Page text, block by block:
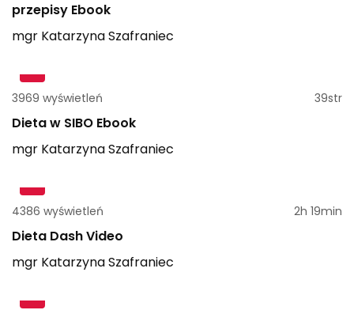
przepisy Ebook
mgr KatarzynaSzafraniec
3969 wyświetleń 39str
Dieta w SIBO Ebook
mgr KatarzynaSzafraniec
4386 wyświetleń 2h 19min
Dieta Dash Video
mgr KatarzynaSzafraniec